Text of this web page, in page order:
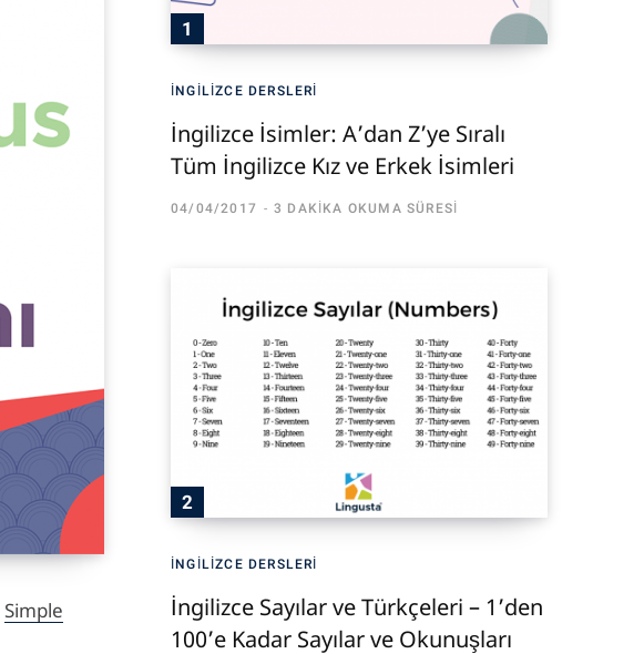
Simple
İNGILIZCE DERSLERI
İngilizce İsimler: A’dan Z’ye Sıralı
Tüm İngilizce Kız ve Erkek İsimleri
04/04/2017 3 DAKIKA OKUMA SÜRESI
İNGILIZCE DERSLERI
İngilizce Sayılar ve Türkçeleri – 1’den
100’e Kadar Sayılar ve Okunuşları